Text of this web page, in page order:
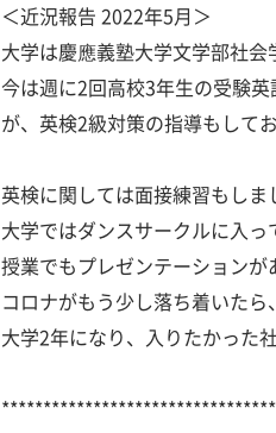
＜近況報告 2022年5月＞
大学は慶應義塾大学文学部社
今は週に2回高校3年生の受験
が、英検2級対策の指導もして
英検に関しては面接練習もし
大学ではダンスサークルに入っ
授業でもプレゼンテーション
コロナがもう少し落ち着いた
大学2年になり、入りたかった